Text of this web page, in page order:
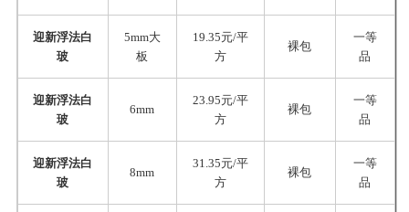
迎新浮法白
玻
5mm大
板
19.35元/平
方
裸包
一等
品
迎新浮法白
玻
6mm
23.95元/平
方
裸包
一等
品
迎新浮法白
玻
8mm
31.35元/平
方
裸包
一等
品